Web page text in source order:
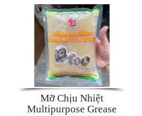
Mỡ Chịu Nhiệt
Multipurpose Grease